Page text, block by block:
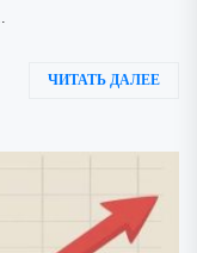
ЧИТАТЬ ДАЛЕЕ